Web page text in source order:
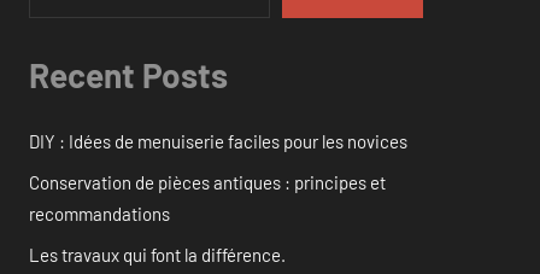
Recent Posts
DIY : Idées de menuiserie faciles pour les novices
Conservation de pièces antiques : principes et
recommandations
Les travaux qui font la différence.